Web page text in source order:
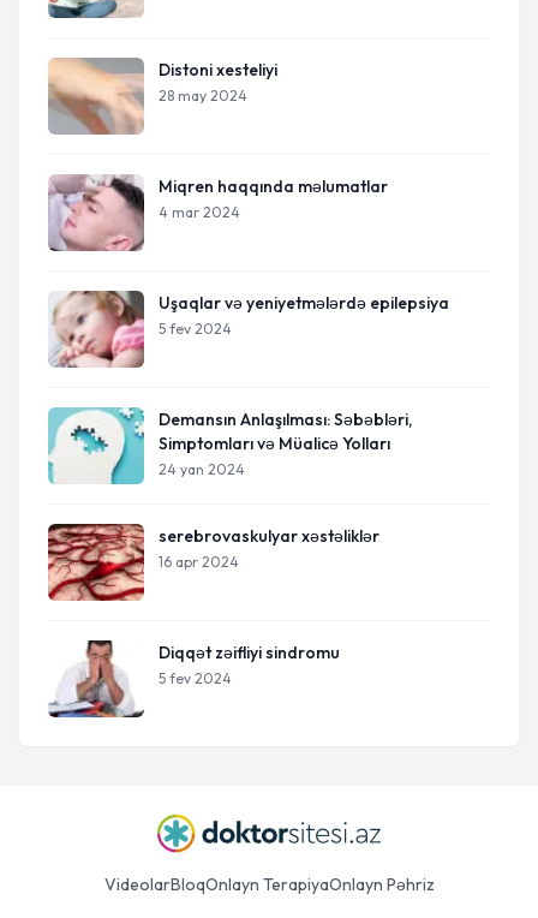
Distoni xesteliyi
28 may 2024
Miqren haqqında məlumatlar
4 mar 2024
Uşaqlar və yeniyetmələrdə epilepsiya
5 fev 2024
Demansın Anlaşılması: Səbəbləri,
Simptomları və Müalicə Yolları
24 yan 2024
serebrovaskulyar xəstəliklər
16 apr 2024
Diqqət zəifliyi sindromu
5 fev 2024
VideolarBloqOnlayn TerapiyaOnlayn Pəhriz